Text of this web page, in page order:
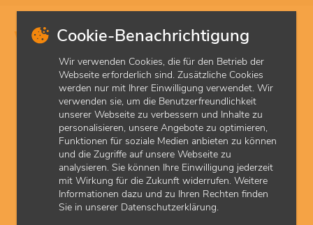
Cookie-Benachrichtigung
Wir verwenden Cookies, die für den Betrieb der
Webseite erforderlich sind. Zusätzliche Cookies
werden nur mit Ihrer Einwilligung verwendet. Wir
verwenden sie, um die Benutzerfreundlichkeit
unserer Webseite zu verbessern und Inhalte zu
personalisieren, unsere Angebote zu optimieren,
Funktionen für soziale Medien anbieten zu können
und die Zugriffe auf unsere Webseite zu
analysieren. Sie können Ihre Einwilligung jederzeit
mit Wirkung für die Zukunft widerrufen. Weitere
Informationen dazu und zu Ihren Rechten finden
Sie in unserer Datenschutzerklärung.
Gut zu wissen
© KVH (Judith Scherer)
Praxisdaten aktualisieren